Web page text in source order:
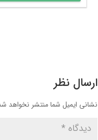
ارسال نظر
نشانی ایمیل شما منتشر نخواهد